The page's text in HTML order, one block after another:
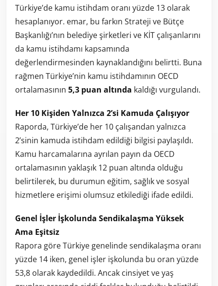
Türkiye’de kamu istihdam oranı yüzde 13 olarak
hesaplanıyor. emar, bu farkın Strateji ve Bütçe
Başkanlığı’nın belediye şirketleri ve KİT çalışanlarını
da kamu istihdamı kapsamında
değerlendirmesinden kaynaklandığını belirtti. Buna
rağmen Türkiye’nin kamu istihdamının OECD
ortalamasının 5,3 puan altında kaldığı vurgulandı.
Her 10 Kişiden Yalnızca 2’si Kamuda Çalışıyor
Raporda, Türkiye’de her 10 çalışandan yalnızca
2’sinin kamuda istihdam edildiği bilgisi paylaşıldı.
Kamu harcamalarına ayrılan payın da OECD
ortalamasının yaklaşık 12 puan altında olduğu
belirtilerek, bu durumun eğitim, sağlık ve sosyal
hizmetlere erişimi olumsuz etkilediği ifade edildi.
Genel İşler İşkolunda Sendikalaşma Yüksek
Ama Eşitsiz
Rapora göre Türkiye genelinde sendikalaşma oranı
yüzde 14 iken, genel işler işkolunda bu oran yüzde
53,8 olarak kaydedildi. Ancak cinsiyet ve yaş